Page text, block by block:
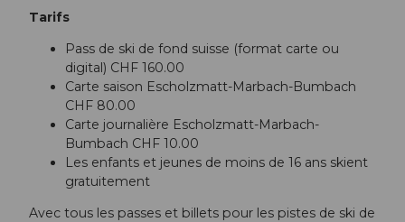
Tarifs
Pass de ski de fond suisse (format carte ou
digital) CHF 160.00
Carte saison Escholzmatt-Marbach-Bumbach
CHF 80.00
Carte journalière Escholzmatt-Marbach-
Bumbach CHF 10.00
Les enfants et jeunes de moins de 16 ans skient
gratuitement
Avec tous les passes et billets pour les pistes de ski de